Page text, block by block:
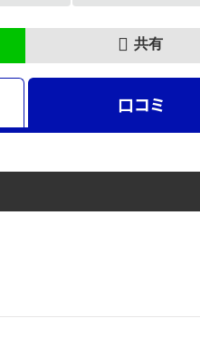
共有
口コミ